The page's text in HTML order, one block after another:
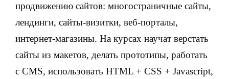
продвижению сайтов: многостраничные сайты,
лендинги, сайты-визитки, веб-порталы,
интернет-магазины. На курсах научат верстать
сайты из макетов, делать прототипы, работать
с CMS, использовать HTML + CSS + Javascript,